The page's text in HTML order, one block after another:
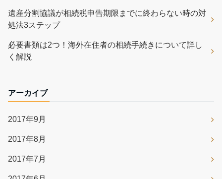
遺産分割協議が相続税申告期限までに終わらない時の対
処法3ステップ
必要書類は2つ！海外在住者の相続手続きについて詳し
く解説
アーカイブ
2017年9月
2017年8月
2017年7月